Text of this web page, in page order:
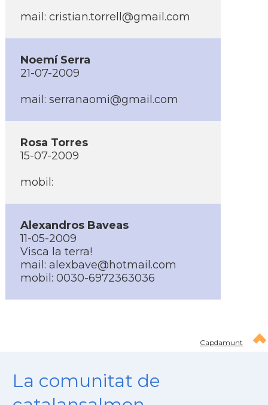
mail: cristian.torrell@gmail.com
Noemí­ Serra
21-07-2009
mail: serranaomi@gmail.com
Rosa Torres
15-07-2009
mobil:
Alexandros Baveas
11-05-2009
Visca la terra!
mail: alexbave@hotmail.com
mobil: 0030-6972363036
Capdamunt
La comunitat de